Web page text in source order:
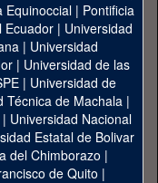
Equinoccial| Pontificia
Ecuador | Universidad
| Universidad
| Universidad de las
| Universidad de
Técnica de Machala|
| Universidad Nacional
Estatal de Bolivar
del Chimborazo |
de Quito |